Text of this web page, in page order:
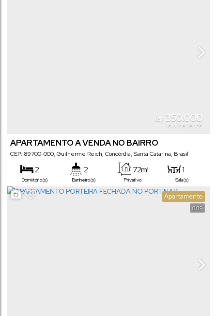
R$ 350.000
Valor de Venda
APARTAMENTO A VENDA NO BAIRRO
GUILHERME REICH
CEP: 89700-000, Guilherme Reich, Concórdia, Santa Catarina, Brasil
2
Dormitório(s)
2
Banheiro(s) Privativo:
72m² 1
Sala(s)
1 1
889
Apartamento